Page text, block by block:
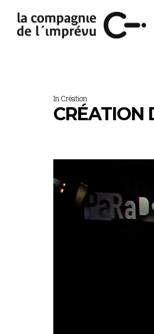
In Création
CRÉATION